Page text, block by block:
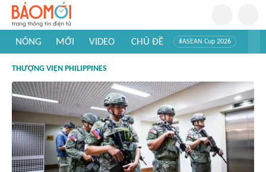
NÓNG MỚI VIDEO CHỦ ĐỀ #ASEAN Cup 2026
#Khám phá thế giới
THƯỢNG VIỆN PHILIPPINES